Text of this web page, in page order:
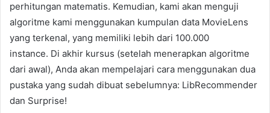
perhitungan matematis. Kemudian, kami akan menguji
algoritme kami menggunakan kumpulan data MovieLens
yang terkenal, yang memiliki lebih dari 100.000
instance. Di akhir kursus (setelah menerapkan algoritme
dari awal), Anda akan mempelajari cara menggunakan dua
pustaka yang sudah dibuat sebelumnya: LibRecommender
dan Surprise!